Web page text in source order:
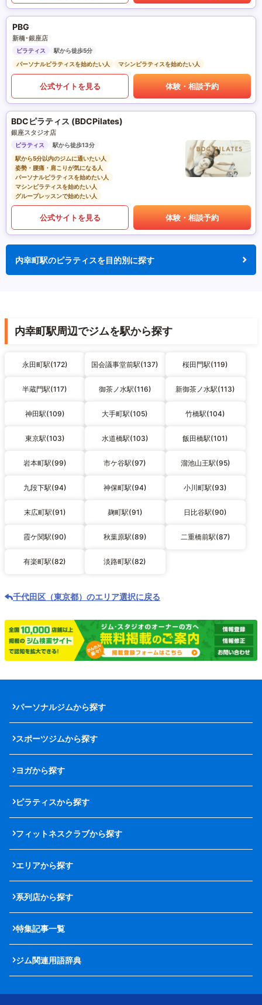
PBG
新橋･銀座店
ピラティス
駅から徒歩5分
パーソナルピラティスを始めたい人
マシンピラティスを始めたい人
公式サイトを見る 体験・相談予約
BDCピラティス (BDCPilates)
銀座スタジオ店
ピラティス
駅から徒歩13分
駅から5分以内のジムに通いたい人
姿勢・腰痛・肩こりが気になる人
パーソナルピラティスを始めたい人
マシンピラティスを始めたい人
グループレッスンで始めたい人
公式サイトを見る 体験・相談予約
内幸町駅のピラティスを目的別に探す
内幸町駅周辺でジムを駅から探す
永田町駅(172) 国会議事堂前駅(137) 桜田門駅(119)
半蔵門駅(117) 御茶ノ水駅(116) 新御茶ノ水駅(113)
神田駅(109) 大手町駅(105) 竹橋駅(104)
東京駅(103) 水道橋駅(103) 飯田橋駅(101)
岩本町駅(99) 市ケ谷駅(97) 溜池山王駅(95)
九段下駅(94) 神保町駅(94) 小川町駅(93)
末広町駅(91) 麹町駅(91) 日比谷駅(90)
霞ケ関駅(90) 秋葉原駅(89) 二重橋前駅(87)
有楽町駅(82) 淡路町駅(82)
千代田区（東京都）のエリア選択に戻る
パーソナルジムから探す
スポーツジムから探す
ヨガから探す
ピラティスから探す
フィットネスクラブから探す
エリアから探す
系列店から探す
特集記事一覧
ジム関連用語辞典